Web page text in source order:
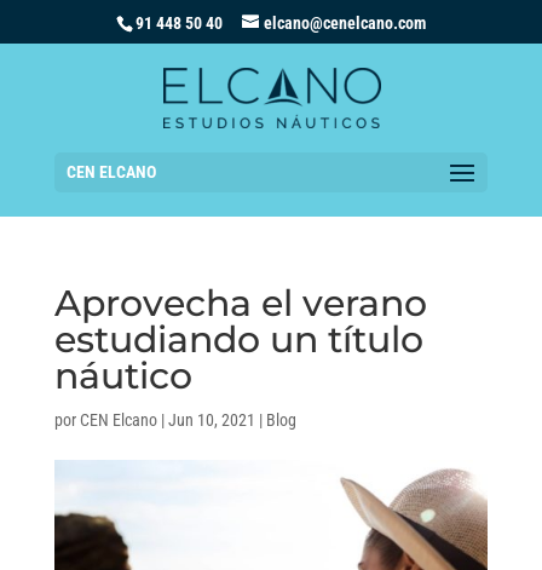
91 448 50 40 elcano@cenelcano.com
CEN ELCANO
Aprovecha el verano
estudiando un título
náutico
por CEN Elcano|Jun 10, 2021 | Blog